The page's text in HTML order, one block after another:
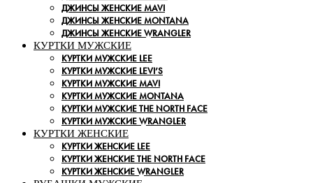
ДЖИНСЫ ЖЕНСКИЕ MAVI
ДЖИНСЫ ЖЕНСКИЕ MONTANA
ДЖИНСЫ ЖЕНСКИЕ WRANGLER
КУРТКИ МУЖСКИЕ
КУРТКИ МУЖСКИЕ LEE
КУРТКИ МУЖСКИЕ LEVI’S
КУРТКИ МУЖСКИЕ MAVI
КУРТКИ МУЖСКИЕ MONTANA
КУРТКИ МУЖСКИЕ THE NORTH FACE
КУРТКИ МУЖСКИЕ WRANGLER
КУРТКИ ЖЕНСКИЕ
КУРТКИ ЖЕНСКИЕ LEE
КУРТКИ ЖЕНСКИЕ THE NORTH FACE
КУРТКИ ЖЕНСКИЕ WRANGLER